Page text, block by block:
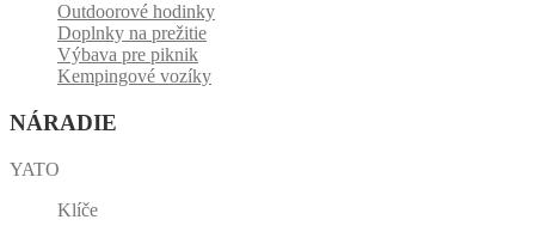
Outdoorové hodinky
Doplnky na prežitie
Výbava pre piknik
Kempingové vozíky
NÁRADIE
YATO
Klíče